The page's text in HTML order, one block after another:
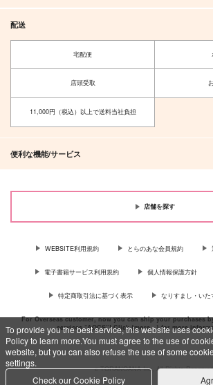
To provide you the best service, this website uses
Policy to learn more.You must agree to the use of
website, but you can also refuse the use of some
settings.
Check our Cookie Policy
その他
サンプル
カート
サンプル
カート
ずっと僕に夢中でい
専売 472円（税込）
その他
イデア×アズール
サンプル
ましゅまろめもりーず
脳直百貨店
専売 787円（税込）
その他
イデア×アズール
配送
宅配便
店頭受取
11,000円（税込）以上で送料当社負担
便利な機能/サービス
店舗を探す
WEBSITE利用規約 とらのあな会員規約
電子書籍サービス利用規約 個人情報保護方針
特定商取引法に基づく表示 なりすまし・いた
For Overseas customer, now you can ship your purchases
services “AOCS”! Click {more…} for more
c TORANOANA Inc, All Rights